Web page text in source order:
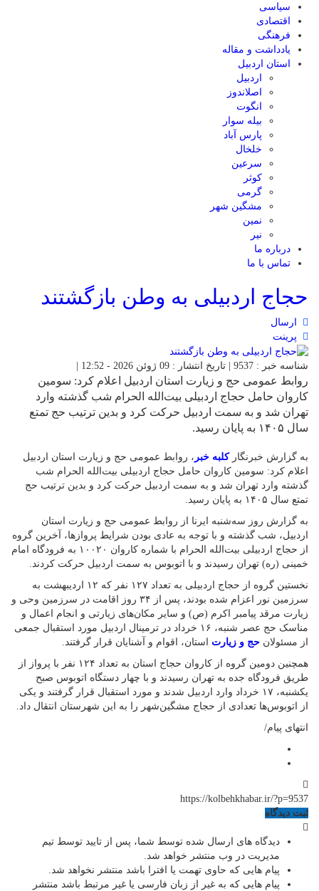
سیاسی
اقتصادی
فرهنگی
یادداشت و مقاله
استان اردبیل
اردبیل
اصلاندوز
انگوت
بیله سوار
پارس آباد
خلخال
سرعین
کوثر
گرمی
مشگین شهر
نمین
نیر
درباره ما
تماس با ما
حجاج اردبیلی به وطن بازگشتند
ارسال
پرینت
شناسه خبر : 9537 | تاریخ انتشار : 09 ژوئن 2026 - 12:52 |
روابط عمومی حج و زیارت استان اردبیل اعلام کرد: سومین
کاروان حامل حجاج اردبیلی بیت‌الله الحرام شب گذشته وارد
تهران شد و به سمت اردبیل حرکت کرد و بدین ترتیب حج تمتع
سال ۱۴۰۵ به پایان رسید.
به گزارش خبرنگار کلبه خبر ، روابط عمومی حج و زیارت استان اردبیل
اعلام کرد: سومین کاروان حامل حجاج اردبیلی بیت‌الله الحرام شب
گذشته وارد تهران شد و به سمت اردبیل حرکت کرد و بدین ترتیب حج
تمتع سال ۱۴۰۵ به پایان رسید.
به گزارش روز سه‌شنبه ایرنا از روابط عمومی حج و زیارت استان
اردبیل، شب گذشته و با توجه به عادی بودن شرایط پروازها، آخرین گروه
از حجاج اردبیلی بیت‌الله الحرام با شماره کاروان ۱۰۰۲۰ به فرودگاه امام
خمینی (ره) تهران رسیدند و با اتوبوس به سمت اردبیل حرکت کردند.
نخستین گروه از حجاج اردبیلی به تعداد ۱۲۷ نفر که ۱۲ اردیبهشت به
سرزمین نور اعزام شده بودند، پس از ۳۴ روز اقامت در سرزمین وحی و
زیارت مرقد پیامبر اکرم (ص) و سایر مکان‌های زیارتی و انجام اعمال و
مناسک حج عصر شنبه، ۱۶ خرداد در ترمینال اردبیل مورد استقبال جمعی
از مسئولان حج و زیارت استان، اقوام و آشنایان قرار گرفتند.
همچنین دومین گروه از کاروان حجاج استان به تعداد ۱۲۴ نفر با پرواز از
طریق فرودگاه جده به تهران رسیدند و با چهار دستگاه اتوبوس صبح
یکشنبه، ۱۷ خرداد وارد اردبیل شدند و مورد استقبال قرار گرفتند و یکی
از اتوبوس‌ها تعدادی از حجاج مشگین‌شهر را به این شهرستان انتقال داد.
انتهای پیام/
https://kolbehkhabar.ir/?p=9537
ثبت دیدگاه
دیدگاه های ارسال شده توسط شما، پس از تایید توسط تیم
مدیریت در وب منتشر خواهد شد.
پیام هایی که حاوی تهمت یا افترا باشد منتشر نخواهد شد.
پیام هایی که به غیر از زبان فارسی یا غیر مرتبط باشد منتشر